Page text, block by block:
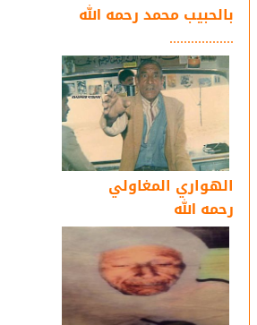
بالحبيب محمد رحمه الله
..................
الهواري المغاولي
رحمه الله